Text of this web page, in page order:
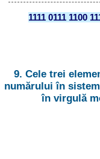
1111 0111 1100
9. Cele trei
numărului în
în virgulă